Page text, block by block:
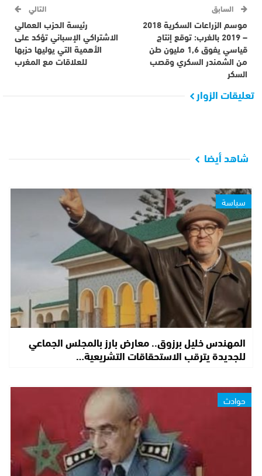
السابق
موسم الزراعات السكرية 2018
– 2019 بالغرب: توقع إنتاج
قياسي يفوق 1,6 مليون طن
من الشمندر السكري وقصب
السكر
التالي
رئيسة الحزب العمالي
الاشتراكي الإسباني تؤكد على
الأهمية التي يوليها حزبها
للعلاقات مع المغرب
تعليقات الزوار
شاهد أيضا
سياسة
المهندس خليل برزوق.. معارض بارز بالمجلس الجماعي
للجديدة يترقب الاستحقاقات التشريعية…
حوادث